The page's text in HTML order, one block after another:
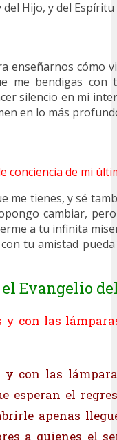
Hijo, y del Espíritu
enseñarnos cómo
me bendigas con
silencio en mi
en lo más
conciencia de mi
me tienes, y sé
cambiar,
a tu infinita
tu amistad
Evangelio
y con las
y con las
esperan el
apenas
a quienes el